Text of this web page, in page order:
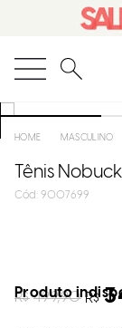
O que você
MASCULINO
Tênis
: 9007699
R$ 499,90 R$
Produto